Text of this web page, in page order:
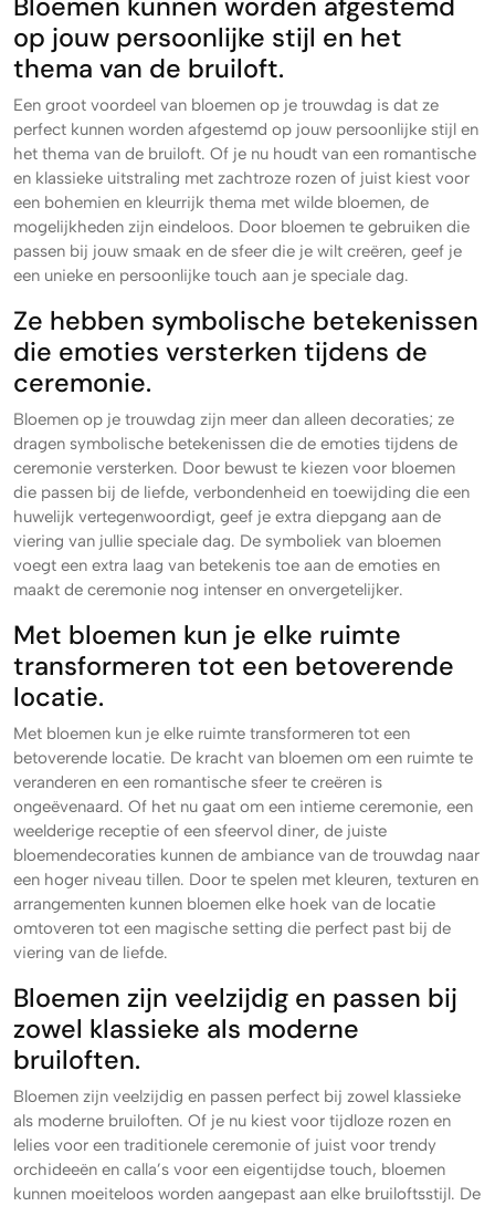
op jouw persoonlijke stijl en het
thema van de bruiloft.
Een groot voordeel van bloemen op je trouwdag is dat ze
perfect kunnen worden afgestemd op jouw persoonlijke stijl en
het thema van de bruiloft. Of je nu houdt van een romantische
en klassieke uitstraling met zachtroze rozen of juist kiest voor
een bohemien en kleurrijk thema met wilde bloemen, de
mogelijkheden zijn eindeloos. Door bloemen te gebruiken die
passen bij jouw smaak en de sfeer die je wilt creëren, geef je
een unieke en persoonlijke touch aan je speciale dag.
Ze hebben symbolische betekenissen
die emoties versterken tijdens de
ceremonie.
Bloemen op je trouwdag zijn meer dan alleen decoraties; ze
dragen symbolische betekenissen die de emoties tijdens de
ceremonie versterken. Door bewust te kiezen voor bloemen
die passen bij de liefde, verbondenheid en toewijding die een
huwelijk vertegenwoordigt, geef je extra diepgang aan de
viering van jullie speciale dag. De symboliek van bloemen
voegt een extra laag van betekenis toe aan de emoties en
maakt de ceremonie nog intenser en onvergetelijker.
Met bloemen kun je elke ruimte
transformeren tot een betoverende
locatie.
Met bloemen kun je elke ruimte transformeren tot een
betoverende locatie. De kracht van bloemen om een ruimte te
veranderen en een romantische sfeer te creëren is
ongeëvenaard. Of het nu gaat om een intieme ceremonie, een
weelderige receptie of een sfeervol diner, de juiste
bloemendecoraties kunnen de ambiance van de trouwdag naar
een hoger niveau tillen. Door te spelen met kleuren, texturen en
arrangementen kunnen bloemen elke hoek van de locatie
omtoveren tot een magische setting die perfect past bij de
viering van de liefde.
Bloemen zijn veelzijdig en passen bij
zowel klassieke als moderne
bruiloften.
Bloemen zijn veelzijdig en passen perfect bij zowel klassieke
als moderne bruiloften. Of je nu kiest voor tijdloze rozen en
lelies voor een traditionele ceremonie of juist voor trendy
orchideeën en calla’s voor een eigentijdse touch, bloemen
kunnen moeiteloos worden aangepast aan elke bruiloftsstijl. De